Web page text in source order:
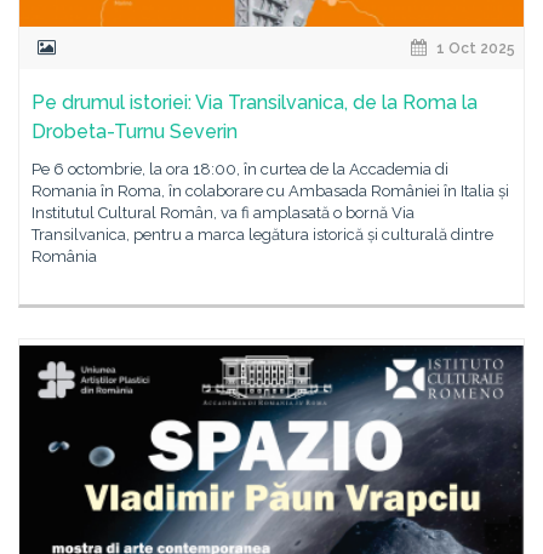
1 Oct 2025
Pe drumul istoriei: Via Transilvanica, de la Roma la
Drobeta-Turnu Severin
Pe 6 octombrie, la ora 18:00, în curtea de la Accademia di
Romania în Roma, în colaborare cu Ambasada României în Italia și
Institutul Cultural Român, va fi amplasată o bornă Via
Transilvanica, pentru a marca legătura istorică și culturală dintre
România